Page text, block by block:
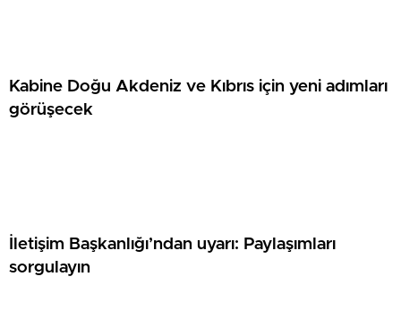
Kabine Doğu Akdeniz ve Kıbrıs için yeni adımları
görüşecek
İletişim Başkanlığı’ndan uyarı: Paylaşımları
sorgulayın